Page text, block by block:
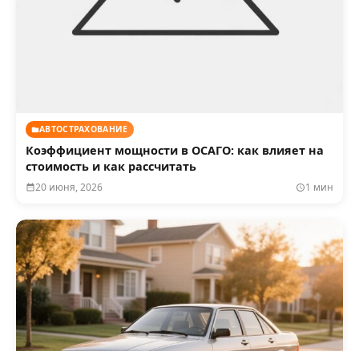
АВТОСТРАХОВАНИЕ
Коэффициент мощности в ОСАГО: как влияет на
стоимость и как рассчитать
20 июня, 2026 1 мин